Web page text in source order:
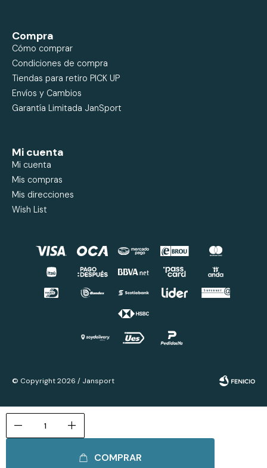
remove add
COMPRAR
Compra
Cómo comprar
Condiciones de compra
Tiendas para retiro PICK UP
Envíos y Cambios
Garantía Limitada JanSport
Mi cuenta
Mi cuenta
Mis compras
Mis direcciones
Wish List
© Copyright 2026 / Jansport